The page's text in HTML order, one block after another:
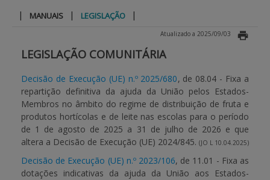
ESTATÍSTICAS
PAGAMENTOS
APOIO AO BENEFICIÁRIO
| MANUAIS | LEGISLAÇÃO |
Atualizado a 2025/09/03
LEGISLAÇÃO COMUNITÁRIA
Decisão de Execução (UE) n.º 2025/680, de 08.04 - Fixa a
repartição definitiva da ajuda da União pelos Estados-
Membros no âmbito do regime de distribuição de fruta e
produtos hortícolas e de leite nas escolas para o período
de 1 de agosto de 2025 a 31 de julho de 2026 e que
altera a Decisão de Execução (UE) 2024/845. (JO L 10.04.2025)
Decisão de Execução (UE) n.º 2023/106, de 11.01 - Fixa as
dotações indicativas da ajuda da União aos Estados-